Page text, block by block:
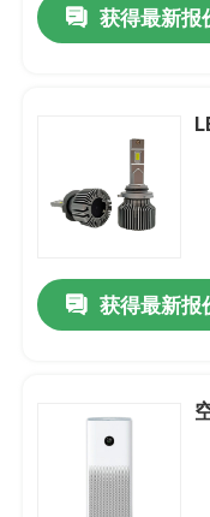
获得最新报
获得最新报